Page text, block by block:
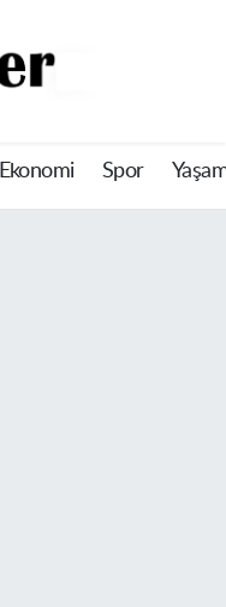
Ekonomi Spor